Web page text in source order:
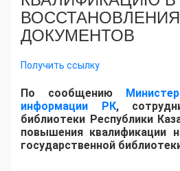
ДОКУМЕНТОВ
Получить ссылку
​По сообщению
информации РК,
библиотеки Республики
повышения квалификации
государственной